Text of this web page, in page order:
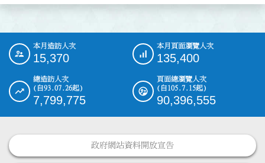
::: 本月造訪人次
15,370
本月頁面瀏覽人次
135,400
總造訪人次
(自93.07.26起)
7,799,775
頁面總瀏覽人次
(自105.7.15起)
90,396,555
政府網站資料開放宣告